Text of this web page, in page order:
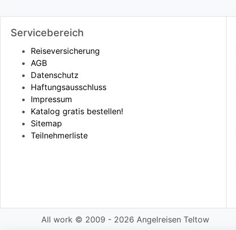
Servicebereich
Reiseversicherung
AGB
Datenschutz
Haftungsausschluss
Impressum
Katalog gratis bestellen!
Sitemap
Teilnehmerliste
All work © 2009 - 2026 Angelreisen Teltow